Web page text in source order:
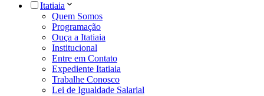
Itatiaia
Quem Somos
Programação
Ouça a Itatiaia
Institucional
Entre em Contato
Expediente Itatiaia
Trabalhe Conosco
Lei de Igualdade Salarial